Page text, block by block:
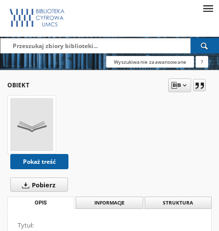
Wyszukiwanie zaawansowane ?
OBIEKT
Pokaż treść
Pobierz
OPIS INFORMACJE STRUKTURA
Tytuł: